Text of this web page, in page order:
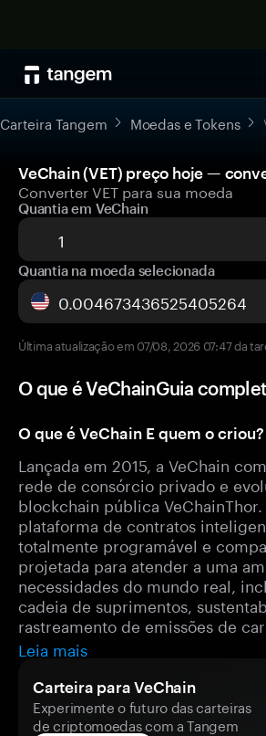
Carteira Tangem Moedas e Tokens
VeChain (VET) preço hoje —
Converter VET para sua moeda
Quantia em VeChain
Quantia na moeda selecionada
Última atualização em 07/08, 2026 07:47 da
O que é VeChainGuia
O que é VeChain E quem o criou?
Lançada em 2015, a VeChain
rede de consórcio privado e
blockchain pública VeChainThor.
plataforma de contratos
totalmente programável e
projetada para atender a uma
necessidades do mundo real,
cadeia de suprimentos,
rastreamento de emissões de
Leia mais
Carteira para VeChain
Experimente o futuro das carteiras
de criptomoedas com a Tangem